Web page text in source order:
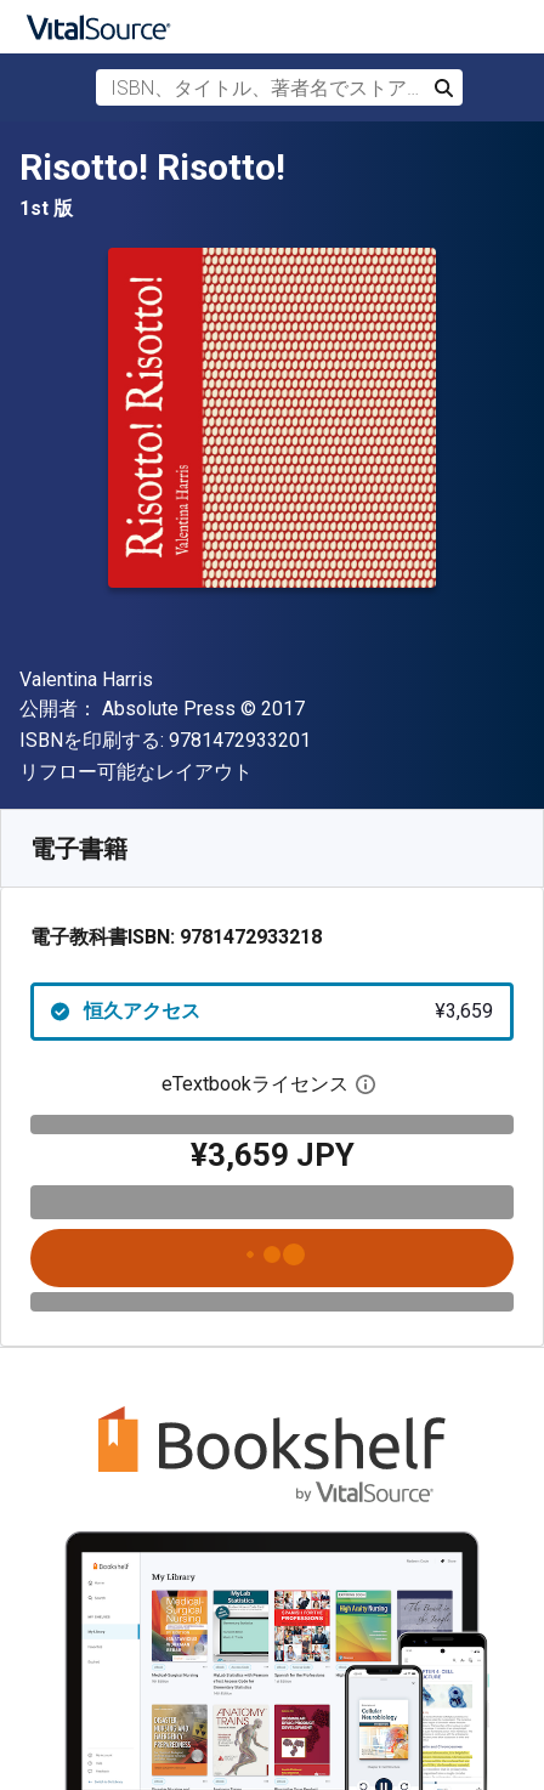
メインコンテンツへスキップ
ISBN、タイトル、著者名でストアを検索
検索
Risotto! Risotto!
1st 版
著者
Valentina Harris
出版社
公開者： Absolute Press 著作権
© 2017
ISBNを印刷する: 9781472933201
形式
リフロー可能なレイアウト
電子書籍
電子教科書ISBN: 9781472933218
恒久アクセス ¥3,659
eTextbookライセンス デジタルライセン
¥3,659 JPY